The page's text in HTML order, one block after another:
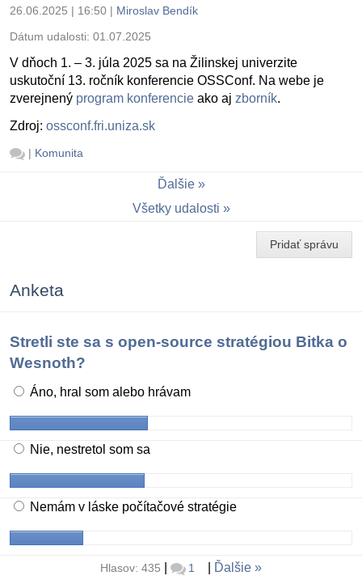
26.06.2025 | 16:50 | Miroslav Bendík
Dátum udalosti: 01.07.2025
V dňoch 1. – 3. júla 2025 sa na Žilinskej univerzite
uskutoční 13. ročník konferencie OSSConf. Na webe je
zverejnený program konferencie ako aj zborník.
Zdroj: ossconf.fri.uniza.sk
| Komunita
Ďalšie
Všetky udalosti
Pridať správu
Anketa
Stretli ste sa s open-source stratégiou Bitka o
Wesnoth?
Áno, hral som alebo hrávam
Nie, nestretol som sa
Nemám v láske počítačové stratégie
Hlasov: 435 1 Ďalšie